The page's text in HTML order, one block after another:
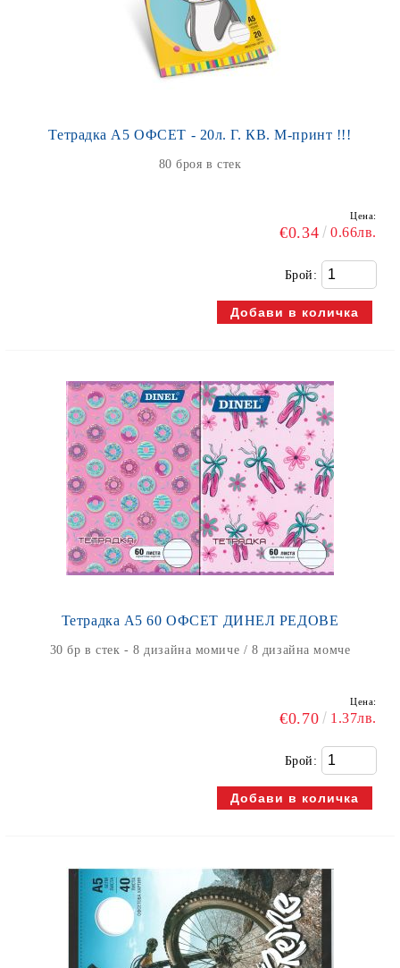
Тетрадка А5 ОФСЕТ - 20л. Г. КВ. М-принт !!!
80 броя в стек
Цена:
€0.34 0.66лв.
Брой:
Тетрадка А5 60 ОФСЕТ ДИНЕЛ РЕДОВЕ
30 бр в стек - 8 дизайна момиче / 8 дизайна момче
Цена:
€0.70 1.37лв.
Брой: